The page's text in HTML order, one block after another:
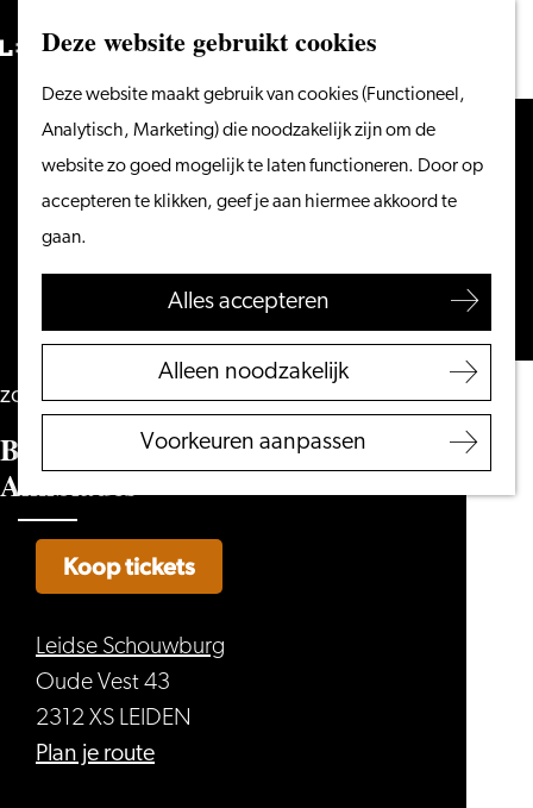
Deze website gebruikt cookies
Deze website maakt gebruik van cookies (Functioneel,
Analytisch, Marketing) die noodzakelijk zijn om de
website zo goed mogelijk te laten functioneren. Door op
accepteren te klikken, geef je aan hiermee akkoord te
gaan.
Alles accepteren
Alleen noodzakelijk
Voorkeuren aanpassen
naar
homepage
Menu
ZoekenVanaf het water
wandelen
Winkelen
Eten & drinken
Met kinderen
VVV Leiden
Bereikbaarheid
Regio Leiden
Zoeken
zondag 7 maart 2027
Beleef ’t Overdag: Zuidpool –
Alkibiades
Leidse Schouwburg
Oude Vest 43
2312 XS LEIDEN
Plan je routenaar
Koop tickets